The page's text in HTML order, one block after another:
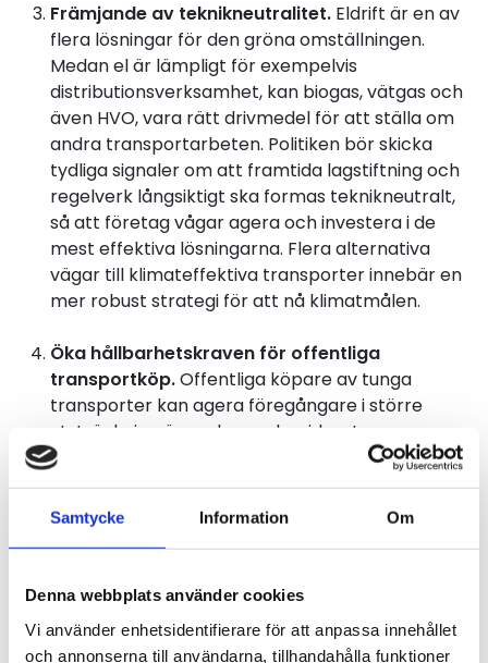
Samtycke Information Om
Denna webbplats använder cookies
Vi använder enhetsidentifierare för att anpassa innehållet
och annonserna till användarna, tillhandahålla funktioner
Främjande av teknikneutralitet. Eldrift är en av
flera lösningar för den gröna omställningen.
Medan el är lämpligt för exempelvis
distributionsverksamhet, kan biogas, vätgas och
även HVO, vara rätt drivmedel för att ställa om
andra transportarbeten. Politiken bör skicka
tydliga signaler om att framtida lagstiftning och
regelverk långsiktigt ska formas teknikneutralt,
så att företag vågar agera och investera i de
mest effektiva lösningarna. Flera alternativa
vägar till klimateffektiva transporter innebär en
mer robust strategi för att nå klimatmålen.
Öka hållbarhetskraven för offentliga
transportköp.Offentliga köpare av tunga
transporter kan agera föregångare i större
utsträckning än vad som sker idag. Lagen om
offentlig upphandling bör anpassas med krav på
målinriktat hållbarhets- och klimatarbete för
transportleverantörer, motsvarande de i
och stödja transportföretag som jobbar
för att möta miljö- och klimatmålen.